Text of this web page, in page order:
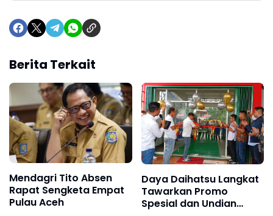
Berita Terkait
Mendagri Tito Absen
Rapat Sengketa Empat
Pulau Aceh
Daya Daihatsu Langkat
Tawarkan Promo
Spesial dan Undian